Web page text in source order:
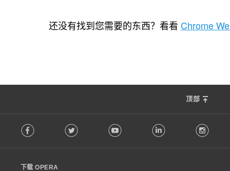
次
数
还没有找到您需要的东西？看看 Chrome
顶部
o Facebook Twitter Youtube LinkedIn
下载 OPERA